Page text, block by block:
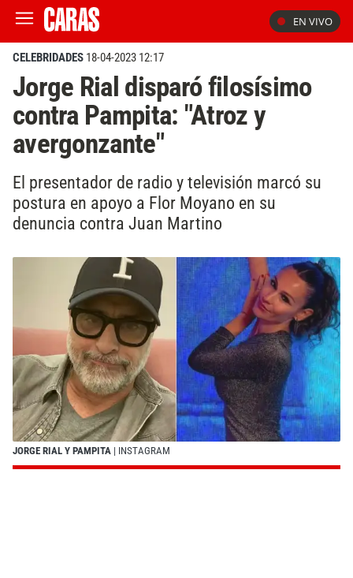
EN VIVO
CELEBRIDADES 18-04-2023 12:17
Jorge Rial disparó filosísimo
contra Pampita: "Atroz y
avergonzante"
El presentador de radio y televisión marcó su
postura en apoyo a Flor Moyano en su
denuncia contra Juan Martino
JORGE RIAL Y PAMPITA | INSTAGRAM